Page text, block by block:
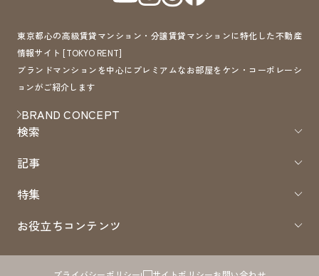
東京都心の高級賃貸マンション・分譲賃貸マンションに特化した不動産
情報サイト [TOKYO RENT]
ブランドマンションを中心にプレミアムなお部屋をケン・コーポレーシ
ョンがご紹介します
BRAND CONCEPT
検索
記事
特集
お役立ちコンテンツ